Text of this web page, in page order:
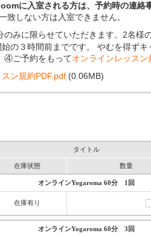
に入室される方は、予約時の連絡
致しない方は入室できません。
みに限らせていただきます。2名様
の３時間前までです。 やむを得ず
④ご予約をもってオンラインレッスン
ン規約PDF.pdf (0.06MB)
タイトル
在庫状態 数量
オンラインYogaroma 60分 1回
在庫有り
オンラインYogaroma 60分 3回